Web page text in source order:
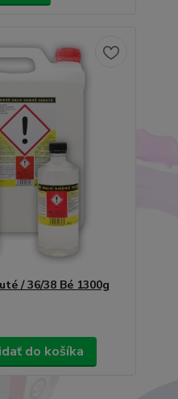
/ 36/38 Bé 1300g
do košíka